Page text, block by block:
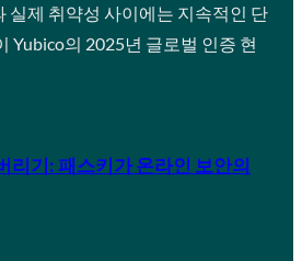
실제 취약성 사이에는 지속적인 단
Yubico의 2025년 글로벌 인증 현
리기: 패스키가 온라인 보안의